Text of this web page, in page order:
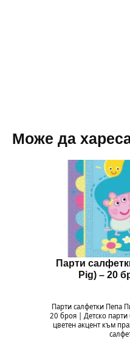
Може да
Парти
Pig) – 20
Парти салфетки Пепа
20 броя | Детско
цветен акцент към